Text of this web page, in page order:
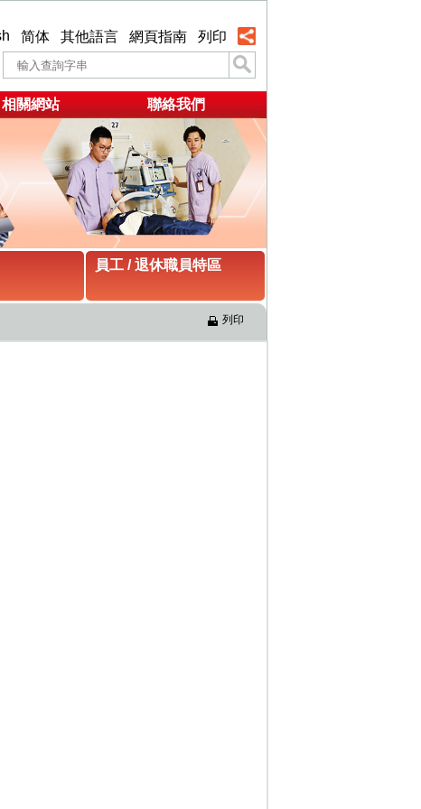
简体 其他語言 網頁指南 列印
相關網站 聯絡我們
員工 / 退休職員特區
列印